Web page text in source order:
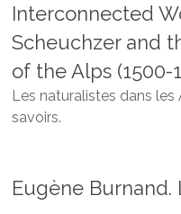
Faculté
des
lettres
Interconnected
Scheuchzer and
of the Alps (1500-
Les naturalistes dans
savoirs.
Eugène